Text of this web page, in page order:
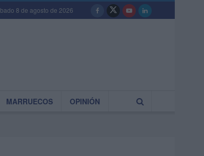
8 de agosto de 2026
MARRUECOS OPINIÓN